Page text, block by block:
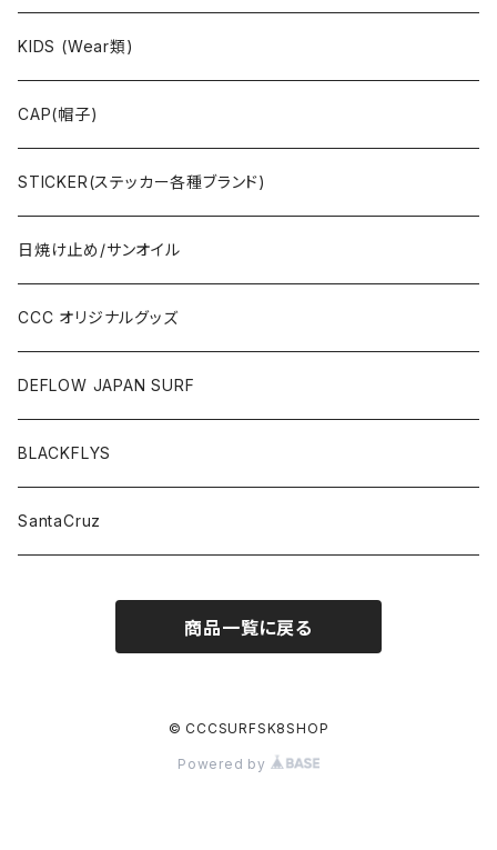
CAP/HAT(キャップ類)
OTHERS(ドックタウン小物)
KIDS (Wear類)
CAP(帽子)
STICKER(ステッカー各種ブランド)
日焼け止め/サンオイル
CCC オリジナルグッズ
DEFLOW JAPAN SURF
BLACKFLYS
SantaCruz
商品一覧に戻る
© CCCSURFSK8SHOP
Powered by